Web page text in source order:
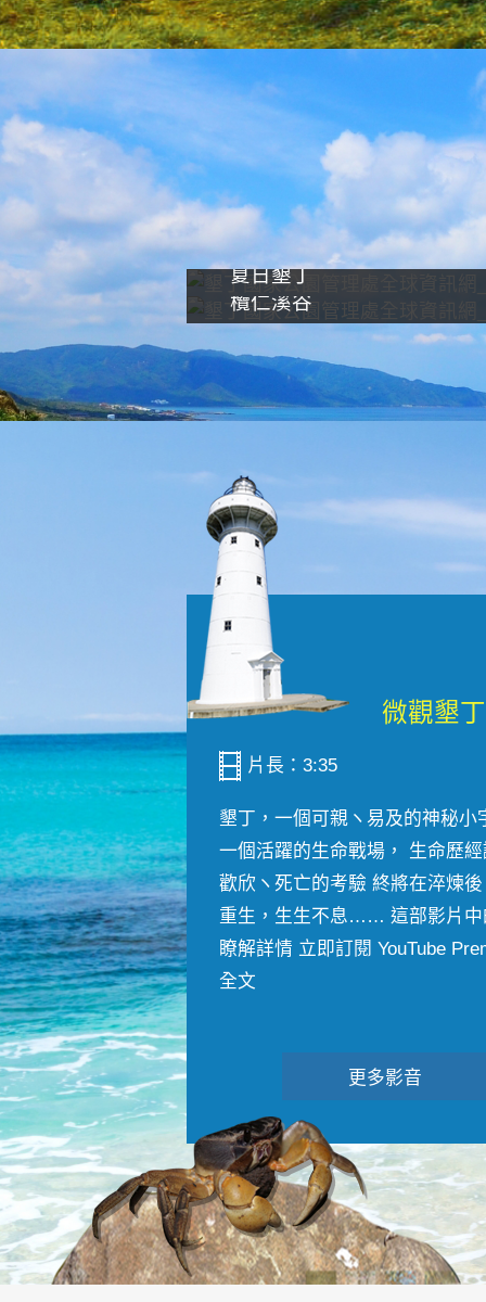
夏日墾丁
欖仁溪谷
片長：3:35
墾丁，一個可親ヽ易及的神秘小
一個活躍的生命戰場， 生命歷
歡欣ヽ死亡的考驗 終將在淬煉
重生，生生不息…… 這部影片中
瞭解詳情 立即訂閱 YouTube
全文
更多影音